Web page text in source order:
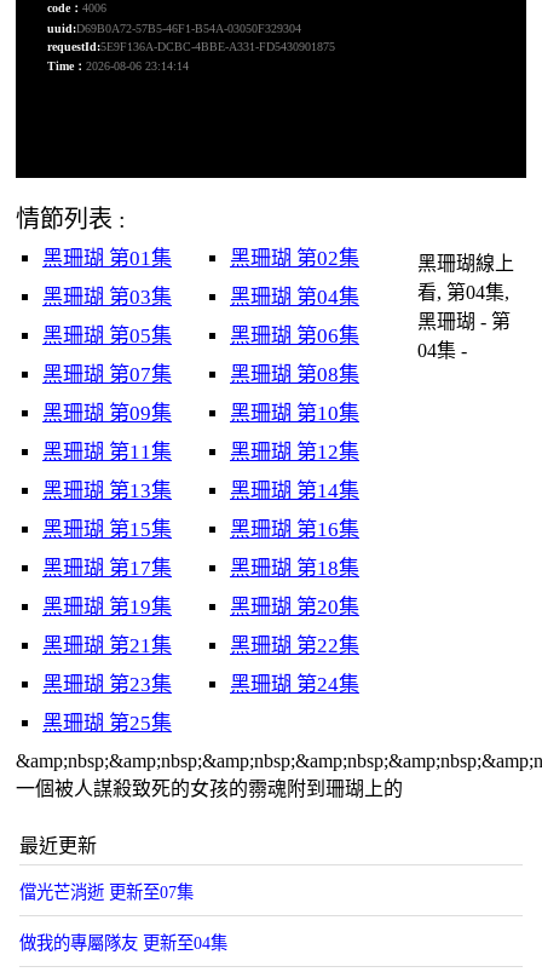
情節列表 :
黑珊瑚 第01集
黑珊瑚 第02集
黑珊瑚 第03集
黑珊瑚 第04集
黑珊瑚 第05集
黑珊瑚 第06集
黑珊瑚 第07集
黑珊瑚 第08集
黑珊瑚 第09集
黑珊瑚 第10集
黑珊瑚 第11集
黑珊瑚 第12集
黑珊瑚 第13集
黑珊瑚 第14集
黑珊瑚 第15集
黑珊瑚 第16集
黑珊瑚 第17集
黑珊瑚 第18集
黑珊瑚 第19集
黑珊瑚 第20集
黑珊瑚 第21集
黑珊瑚 第22集
黑珊瑚 第23集
黑珊瑚 第24集
黑珊瑚 第25集
黑珊瑚線上
看, 第04集,
黑珊瑚 - 第
04集 -
一個被人謀殺致死的女孩的霛魂附到珊瑚上的
最近更新
儅光芒消逝 更新至07集
做我的專屬隊友 更新至04集